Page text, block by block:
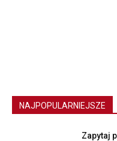
NAJPOPULARNIEJSZE
Zapytaj